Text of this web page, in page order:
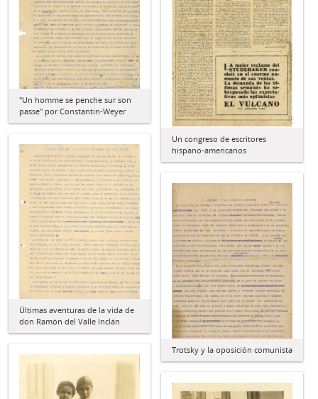
"Un homme se penche sur son
passe" por Constantin-Weyer
Un congreso de escritores
hispano-americanos
Últimas aventuras de la vida de
don Ramón del Valle Inclán
Trotsky y la oposición comunista